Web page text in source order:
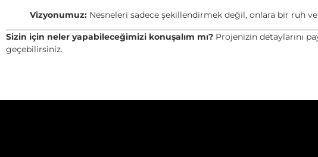
Vizyonumuz: Nesneleri sadece şekillendirmek değil, onlara bir ruh
Sizin için neler yapabileceğimizi konuşalım mı? Projenizin detaylarını
geçebilirsiniz.